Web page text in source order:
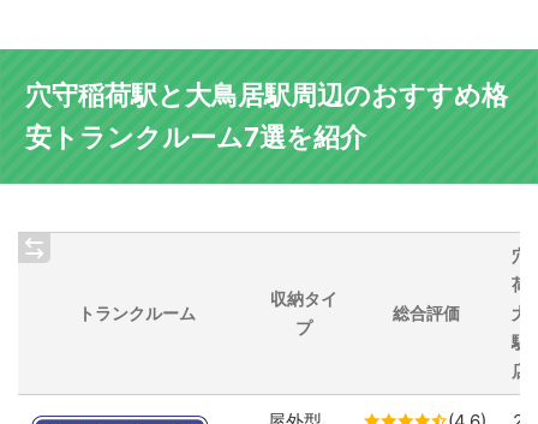
穴守稲荷駅と大鳥居駅周辺のおすすめ格
安トランクルーム7選を紹介
トランクルーム
収納タイ
プ
総合評価
穴
荷
大
駅
店